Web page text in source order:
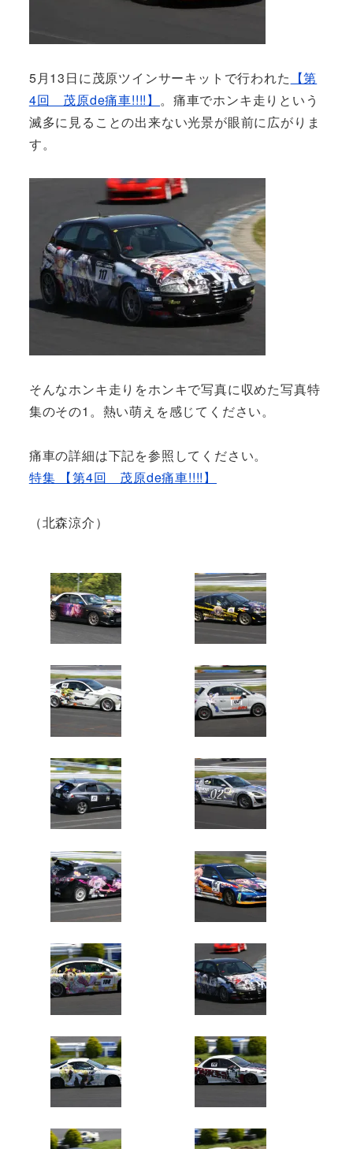
5月13日に茂原ツインサーキットで行われた 【第
4回 茂原de痛車!!!!】 。痛車でホンキ走りという
滅多に見ることの出来ない光景が眼前に広がりま
す。
そんなホンキ走りをホンキで写真に収めた写真特
集のその1。熱い萌えを感じてください。
痛車の詳細は下記を参照してください。
特集 【第4回 茂原de痛車!!!!】
（北森涼介）